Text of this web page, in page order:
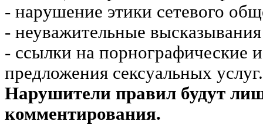
- нарушение этики сетевого
- неуважительные
- ссылки на порнографические
предложения сексуальных услуг.
Нарушители правил будут
комментирования.